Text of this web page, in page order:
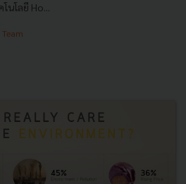
โลยี Ho...
Team